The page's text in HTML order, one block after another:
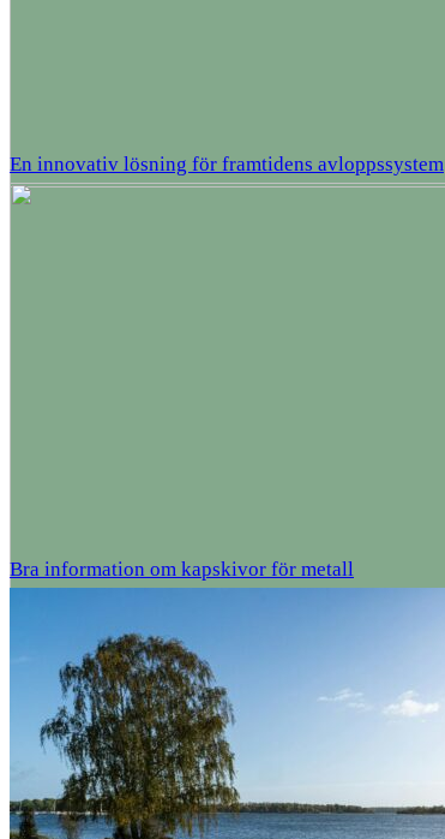
En innovativ lösning för framtidens avloppssystem
Bra information om kapskivor för metall